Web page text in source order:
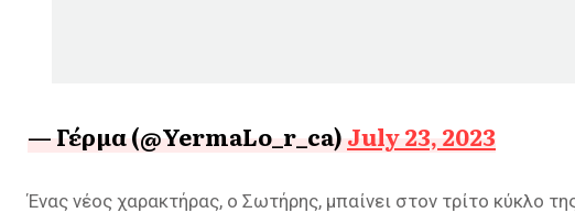
— Γέρμα (@YermaLo_r_ca)July 23, 2023
Ένας νέος χαρακτήρας, ο Σωτήρης, μπαίνει στον τρίτο κύκλο